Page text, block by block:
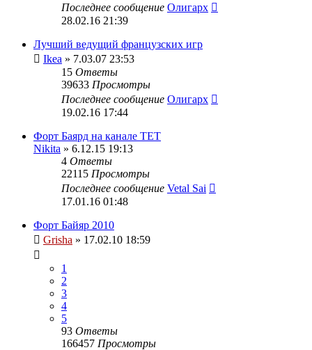
Последнее сообщение Олигарх
28.02.16 21:39
Лучший ведущий французских игр
Ikea » 7.03.07 23:53
15 Ответы
39633 Просмотры
Последнее сообщение Олигарх
19.02.16 17:44
Форт Баярд на канале ТЕТ
Nikita » 6.12.15 19:13
4 Ответы
22115 Просмотры
Последнее сообщение Vetal Sai
17.01.16 01:48
Форт Байяр 2010
Grisha » 17.02.10 18:59
1
2
3
4
5
93 Ответы
166457 Просмотры